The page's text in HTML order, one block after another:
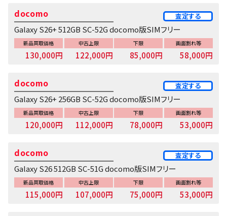
Galaxy S26+ 512GB SC-52G docomo版SIMフリー
docomo 査定する
新品買取価格
130,000円
中古上限
122,000円
下限
85,000円
画面割れ等
58,000円
Galaxy S26+ 256GB SC-52G docomo版SIMフリー
docomo 査定する
新品買取価格
120,000円
中古上限
112,000円
下限
78,000円
画面割れ等
53,000円
Galaxy S26 512GB SC-51G docomo版SIMフリー
docomo 査定する
新品買取価格
115,000円
中古上限
107,000円
下限
75,000円
画面割れ等
53,000円